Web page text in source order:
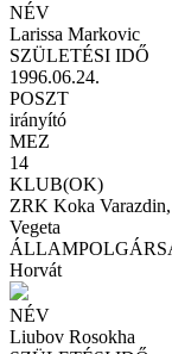
NÉV
Larissa Markovic
SZÜLETÉSI IDŐ
1996.06.24.
POSZT
irányító
MEZ
14
KLUB(OK)
ZRK Koka
Vegeta
Horvát
NÉV
Liubov Rosokha